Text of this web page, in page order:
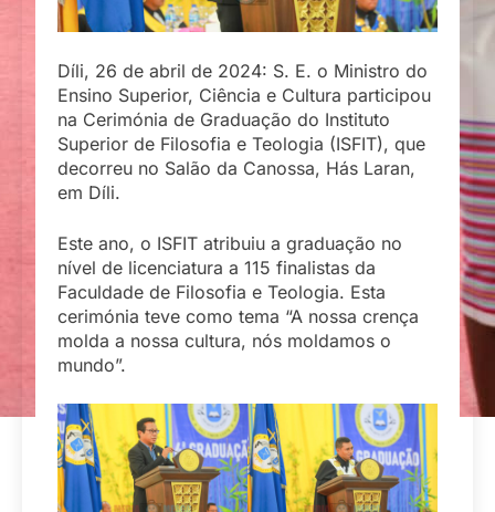
Díli, 26 de abril de 2024: S. E. o Ministro do
Ensino Superior, Ciência e Cultura participou
na Cerimónia de Graduação do Instituto
Superior de Filosofia e Teologia (ISFIT), que
decorreu no Salão da Canossa, Hás Laran,
em Díli.
Este ano, o ISFIT atribuiu a graduação no
nível de licenciatura a 115 finalistas da
Faculdade de Filosofia e Teologia. Esta
cerimónia teve como tema “A nossa crença
molda a nossa cultura, nós moldamos o
mundo”.